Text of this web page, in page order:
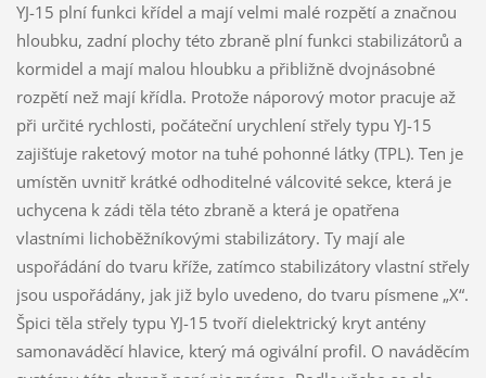
YJ-15 plní funkci křídel a mají velmi malé rozpětí a značnou
hloubku, zadní plochy této zbraně plní funkci stabilizátorů a
kormidel a mají malou hloubku a přibližně dvojnásobné
rozpětí než mají křídla. Protože náporový motor pracuje až
při určité rychlosti, počáteční urychlení střely typu YJ-15
zajišťuje raketový motor na tuhé pohonné látky (TPL). Ten je
umístěn uvnitř krátké odhoditelné válcovité sekce, která je
uchycena k zádi těla této zbraně a která je opatřena
vlastními lichoběžníkovými stabilizátory. Ty mají ale
uspořádání do tvaru kříže, zatímco stabilizátory vlastní střely
jsou uspořádány, jak již bylo uvedeno, do tvaru písmene „X“.
Špici těla střely typu YJ-15 tvoří dielektrický kryt antény
samonaváděcí hlavice, který má ogivální profil. O naváděcím